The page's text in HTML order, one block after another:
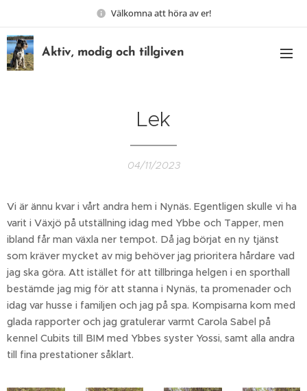
Välkomna att höra av er!
Aktiv, modig och tillgiven
Lek
04/11/2023
Vi är ännu kvar i vårt andra hem i Nynäs. Egentligen skulle vi ha
varit i Växjö på utställning idag med Ybbe och Tapper, men
ibland får man växla ner tempot. Då jag börjat en ny tjänst
som kräver mycket av mig behöver jag prioritera hårdare vad
jag ska göra. Att istället för att tillbringa helgen i en sporthall
bestämde jag mig för att stanna i Nynäs, ta promenader och
idag var husse i familjen och jag på spa. Kompisarna kom med
glada rapporter och jag gratulerar varmt Carola Sabel på
kennel Cubits till BIM med Ybbes syster Yossi, samt alla andra
till fina prestationer såklart.